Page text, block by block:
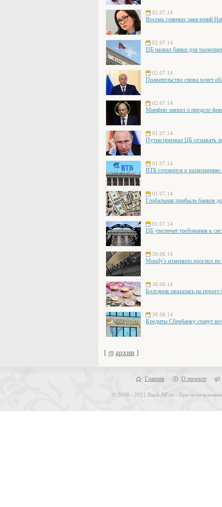
02.07.14
Восемь главных заявлений
02.07.14
ЦБ назвал банки для
02.07.14
Правительство снова хочет
02.07.14
Минфин заявил о пределе
01.07.14
Путин призвал ЦБ отзывать
01.07.14
ВТБ готовится к размещению
01.07.14
Глобальная прибыль банков
01.07.14
ЦБ увеличит требования к
30.06.14
Moody's изменило прогноз
30.06.14
Болгария оказалась на
30.06.14
Кредиты Сбербанку станут
[ архив ]
Главная О проекте
© 2008 - 2021 Bank-RF.ru - При